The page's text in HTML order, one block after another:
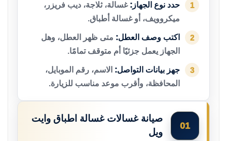
1 حدد نوع الجهاز: غسالة، ثلاجة، ديب فريزر،
ميكروويف، أو غسالة أطباق.
2 اكتب وصف العطل: متى ظهر العطل، وهل
الجهاز يعمل جزئيًا أم متوقف تمامًا.
3 جهز بيانات التواصل: الاسم، رقم الموبايل،
المحافظة، وأقرب موعد مناسب للزيارة.
01
صيانة غسالات غسالة اطباق وايت
ويل